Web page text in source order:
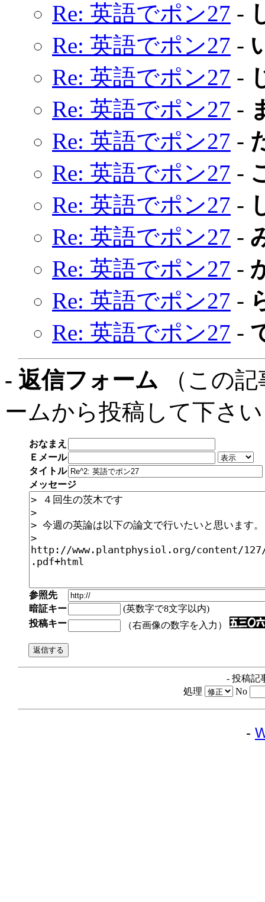
Re: 英語でポン27 -
Re: 英語でポン27 -
Re: 英語でポン27 -
Re: 英語でポン27 -
Re: 英語でポン27 -
Re: 英語でポン27 -
Re: 英語でポン27 -
Re: 英語でポン27 -
Re: 英語でポン27 -
Re: 英語でポン27 -
Re: 英語でポン27 -
- 返信フォーム （この
ームから投稿して下さ
おなまえ
Ｅメール
タイトル
メッセージ
参照先
暗証キー
(英数字で8文字以内)
投稿キー
（右画像の数字を入力）
- 投稿記
処理
No
-